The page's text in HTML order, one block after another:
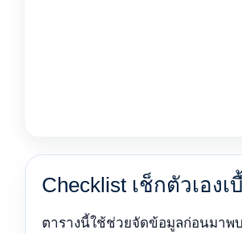
Checklist เช็กตัวเองเ
ตารางนี้ใช้ช่วยจัดข้อมูลก่อนมาพ